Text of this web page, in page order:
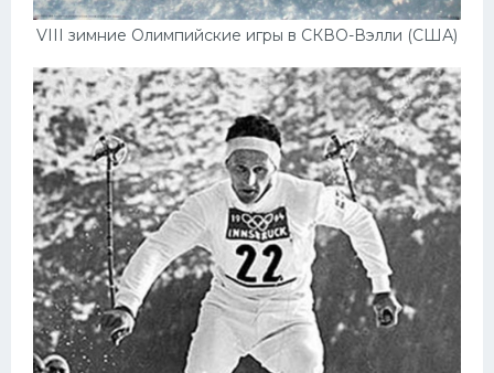
VIII зимние Олимпийские игры в СКВО-Вэлли (США)